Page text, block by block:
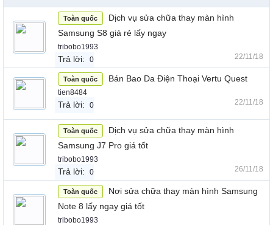
Toàn quốc
Dịch vụ sửa chữa thay màn hình
Samsung S8 giá rẻ lấy ngay
tribobo1993
Trả lời: 0 22/11/18
Toàn quốc Bán Bao Da Điện Thoại Vertu Quest
tien8484
Trả lời: 0 22/11/18
Toàn quốc
Dịch vụ sửa chữa thay màn hình
Samsung J7 Pro giá tốt
tribobo1993
Trả lời: 0 26/11/18
Toàn quốc
Nơi sửa chữa thay màn hình Samsung
Note 8 lấy ngay giá tốt
tribobo1993